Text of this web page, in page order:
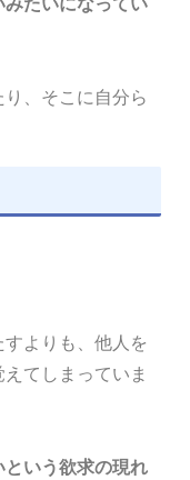
、そこに自分ら
よりも、他人を
てしまっていま
いう欲求の現れ